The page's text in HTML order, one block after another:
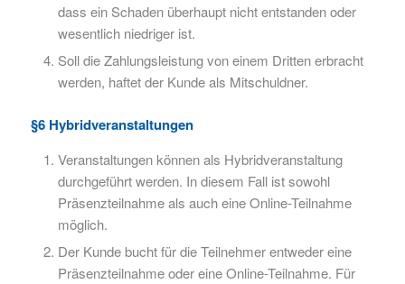
dass ein Schaden überhaupt nicht entstanden oder
wesentlich niedriger ist.
Soll die Zahlungsleistung von einem Dritten erbracht
werden, haftet der Kunde als Mitschuldner.
§6 Hybridveranstaltungen
Veranstaltungen können als Hybridveranstaltung
durchgeführt werden. In diesem Fall ist sowohl
Präsenzteilnahme als auch eine Online-Teilnahme
möglich.
Der Kunde bucht für die Teilnehmer entweder eine
Präsenzteilnahme oder eine Online-Teilnahme. Für